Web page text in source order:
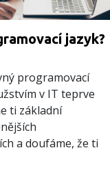
jazyk?
programovací
v IT teprve
ti základní
a doufáme, že ti